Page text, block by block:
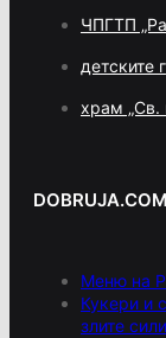
ЧПГТП
детските
храм „Св.
DOBRUJA.COM
Меню на
Кукери и
злите